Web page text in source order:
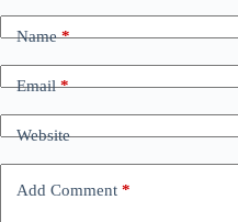
Name*
Email*
Website
Add Comment *